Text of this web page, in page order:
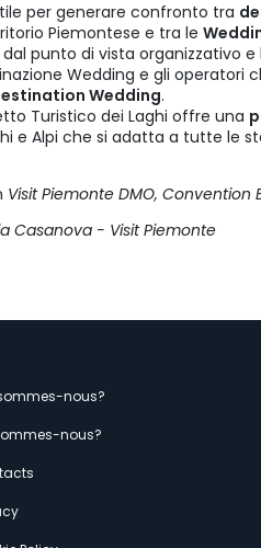
per generare confronto tra
Piemontese e tra le
punto di vista organizzativo
Wedding e gli
Wedding.
Turistico dei Laghi offre una
e Alpi che si adatta a tutte le
Visit Piemonte DMO,
Casanova - Visit Piemonte
nous?
nous?